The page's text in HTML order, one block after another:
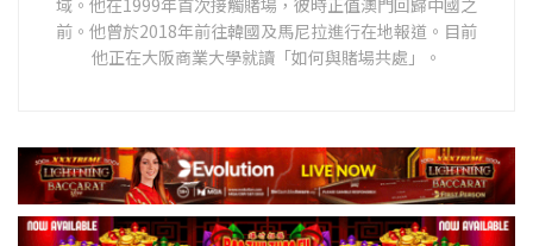
域。他在1999年首次接觸賭場，彼時正值澳門回歸中國之
前。他曾於2018年前往韓國及馬尼拉進行在地報道。目前
他正在大阪商業大學就讀「如何與賭場共處」。